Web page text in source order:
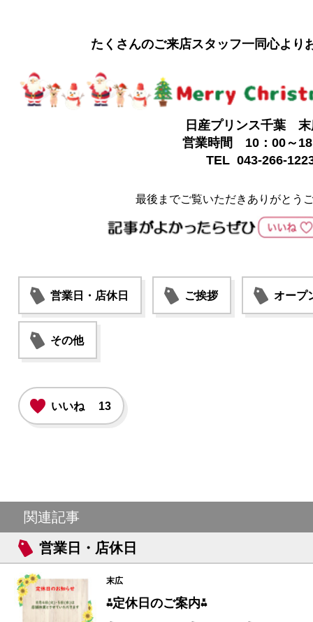
たくさんのご来店スタッフ一同心よ
日産プリンス千葉 末
営業時間 10：00～
TEL 043-266-
最後までご覧いただきありがとう
営業日・店休日 ご挨拶 オープ
その他
いいね 13
関連記事
営業日・店休日
末広
⁂定休日のご案内⁂